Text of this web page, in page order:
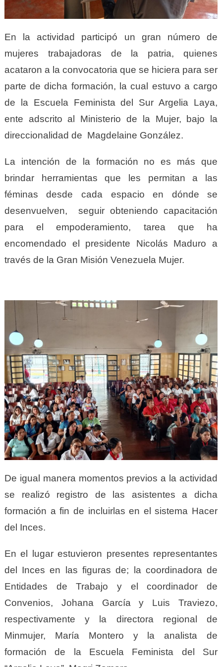
En la actividad participó un gran número de
mujeres trabajadoras de la patria, quienes
acataron a la convocatoria que se hiciera para ser
parte de dicha formación, la cual estuvo a cargo
de la Escuela Feminista del Sur Argelia Laya,
ente adscrito al Ministerio de la Mujer, bajo la
direccionalidad de Magdelaine González.
La intención de la formación no es más que
brindar herramientas que les permitan a las
féminas desde cada espacio en dónde se
desenvuelven, seguir obteniendo capacitación
para el empoderamiento, tarea que ha
encomendado el presidente Nicolás Maduro a
través de la Gran Misión Venezuela Mujer.
De igual manera momentos previos a la actividad
se realizó registro de las asistentes a dicha
formación a fin de incluirlas en el sistema Hacer
del Inces.
En el lugar estuvieron presentes representantes
del Inces en las figuras de; la coordinadora de
Entidades de Trabajo y el coordinador de
Convenios, Johana García y Luis Traviezo,
respectivamente y la directora regional de
Minmujer, María Montero y la analista de
formación de la Escuela Feminista del Sur